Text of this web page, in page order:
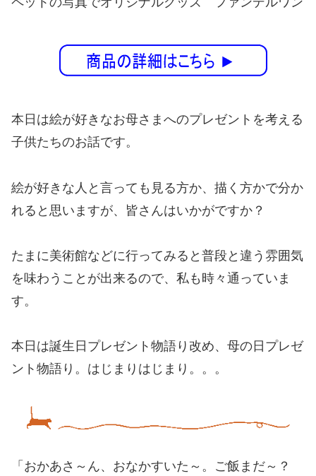
本日は絵が好きなお母さまへのプレゼントを考える
子供たちのお話です。
絵が好きな人と言っても見る方か、描く方かで分か
れると思いますが、皆さんはいかがですか？
たまに美術館などに行ってみると普段と違う雰囲気
を味わうことが出来るので、私も時々通っていま
す。
本日は誕生日プレゼント物語り改め、母の日プレゼ
ント物語り。はじまりはじまり。。。
「おかあさ～ん、おなかすいた～。ご飯まだ～？